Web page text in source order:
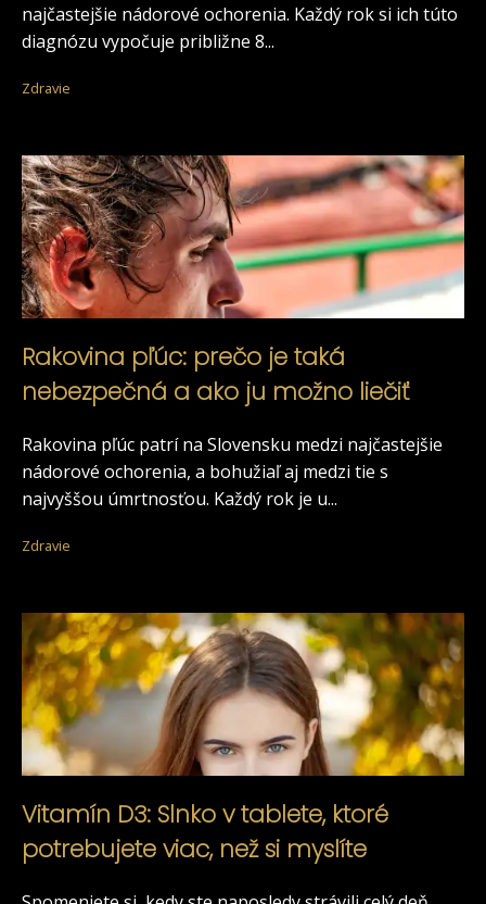
najčastejšie nádorové ochorenia. Každý rok si ich túto
diagnózu vypočuje približne 8...
Zdravie
Rakovina pľúc: prečo je taká
nebezpečná a ako ju možno liečiť
Rakovina pľúc patrí na Slovensku medzi najčastejšie
nádorové ochorenia, a bohužiaľ aj medzi tie s
najvyššou úmrtnosťou. Každý rok je u...
Zdravie
Vitamín D3: Slnko v tablete, ktoré
potrebujete viac, než si myslíte